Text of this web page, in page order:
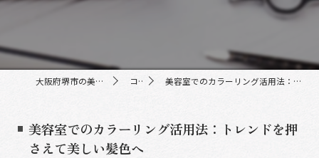
大阪府堺市の美容室ならFor-Relive コラム 美容室でのカラーリング活用法：トレンドを押さえて美しい髪色へ
美容室でのカラーリング活用法：トレンドを押
さえて美しい髪色へ